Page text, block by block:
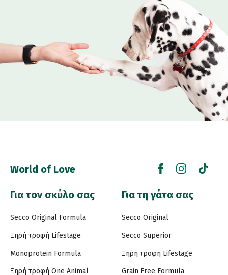
World of Love
Για τον σκύλο σας
Secco Original Formula
Ξηρή τροφή Lifestage
Monoprotein Formula
Ξηρή τροφή One Animal
Για τη γάτα σας
Secco Original
Secco Superior
Ξηρή τροφή Lifestage
Grain Free Formula